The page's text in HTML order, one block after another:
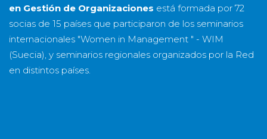
en Gestión de Organizaciones está formada por 72
socias de 15 países que participaron de los seminarios
internacionales "Women in Management " - WIM
(Suecia), y seminarios regionales organizados por la Red
en distintos países.